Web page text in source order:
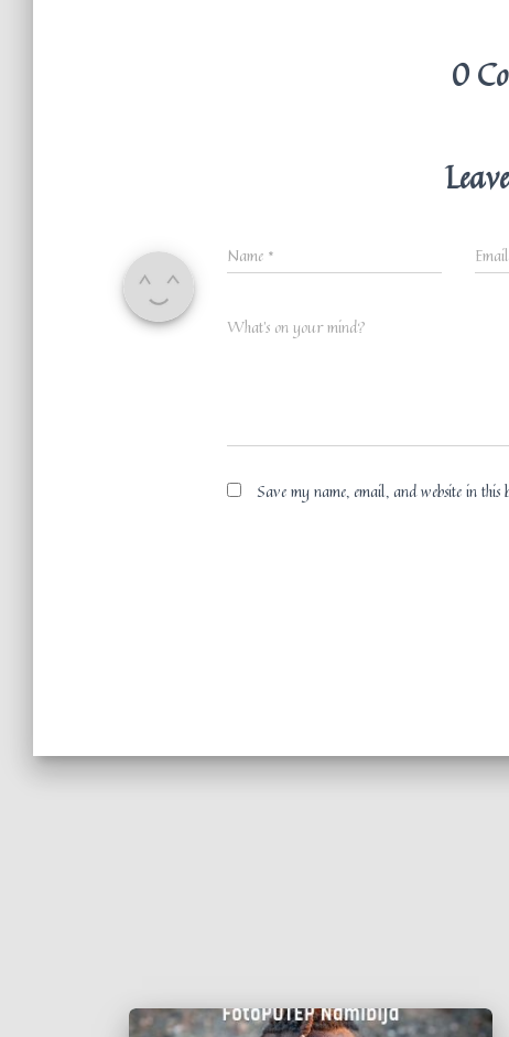
0
Name * Email
What's on your mind?
Save my name, email, and website in